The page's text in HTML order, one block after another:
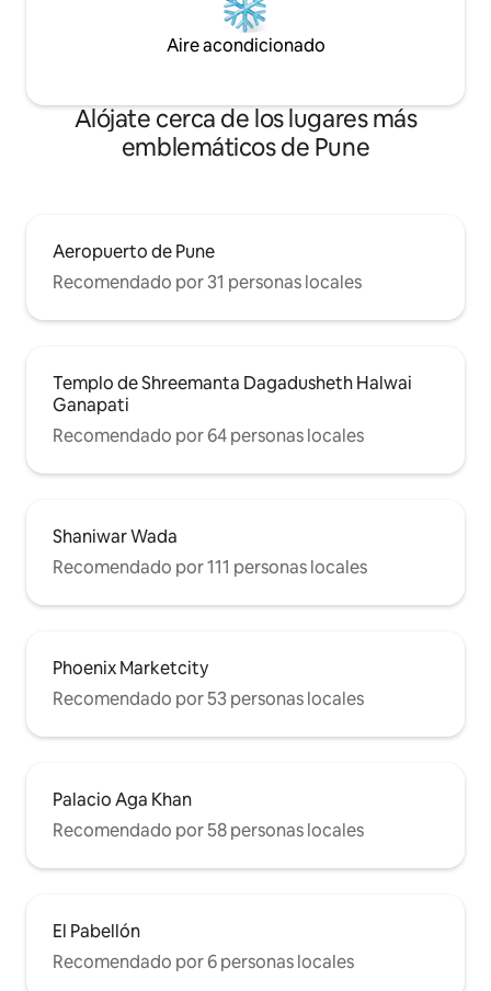
Aire acondicionado
Alójate cerca de los lugares más
emblemáticos de Pune
Aeropuerto de Pune
Recomendado por 31 personas locales
Templo de Shreemanta Dagadusheth Halwai
Ganapati
Recomendado por 64 personas locales
Shaniwar Wada
Recomendado por 111 personas locales
Phoenix Marketcity
Recomendado por 53 personas locales
Palacio Aga Khan
Recomendado por 58 personas locales
El Pabellón
Recomendado por 6 personas locales